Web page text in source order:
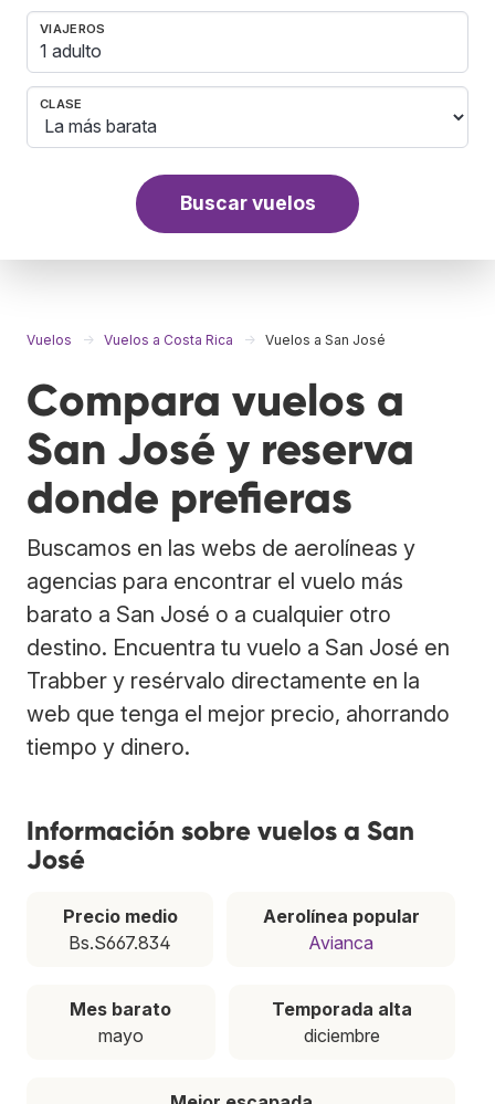
VIAJEROS
1 adulto
CLASE
Buscar vuelos
Vuelos Vuelos a Costa Rica Vuelos a San José
Compara vuelos a
San José y reserva
donde prefieras
Buscamos en las webs de aerolíneas y
agencias para encontrar el vuelo más
barato a San José o a cualquier otro
destino. Encuentra tu vuelo a San José en
Trabber y resérvalo directamente en la
web que tenga el mejor precio, ahorrando
tiempo y dinero.
Información sobre vuelos a San
José
Precio medio
Bs.S667.834
Aerolínea popular
Avianca
Mes barato
mayo
Temporada alta
diciembre